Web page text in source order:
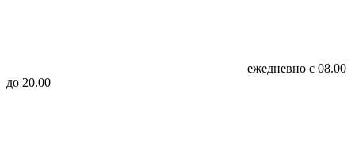
ежедневно с 08.00
до 20.00